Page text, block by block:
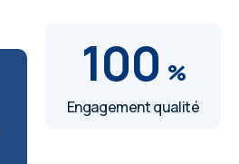
100 %
Engagement qualité